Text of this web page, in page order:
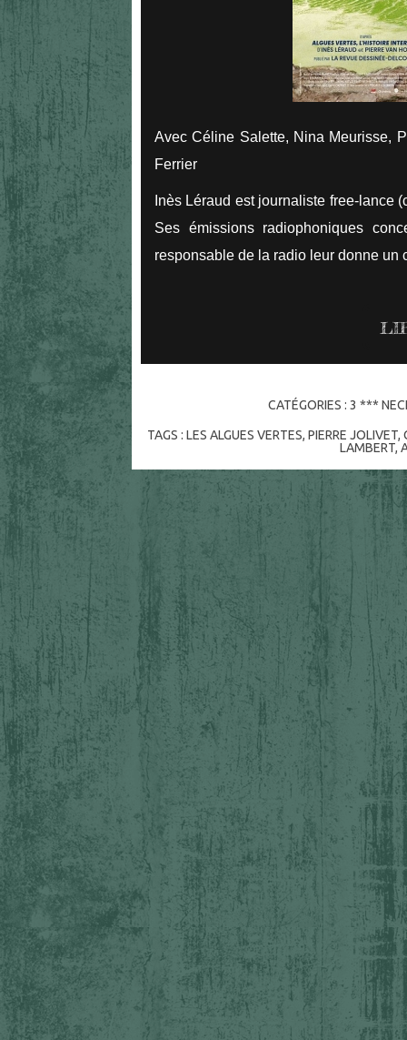
Avec Céline Salette, Nina Meurisse,
Ferrier
Inès Léraud est journaliste free-lance
Ses émissions radiophoniques
responsable de la radio leur donne un
CATÉGORIES : 3 ***
TAGS : LES ALGUES VERTES, PIERRE JOLIVET,
LAMBERT,